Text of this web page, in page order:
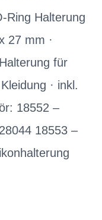
Ring Halterung
27 mm ·
für
· inkl.
18552 –
18553 –